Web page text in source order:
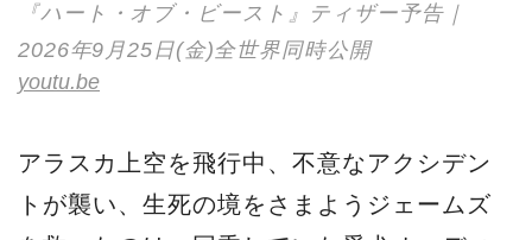
『ハート・オブ・ビースト』ティザー予告｜
2026年9月25日(金)全世界同時公開
youtu.be
アラスカ上空を飛行中、不意なアクシデン
トが襲い、生死の境をさまようジェームズ